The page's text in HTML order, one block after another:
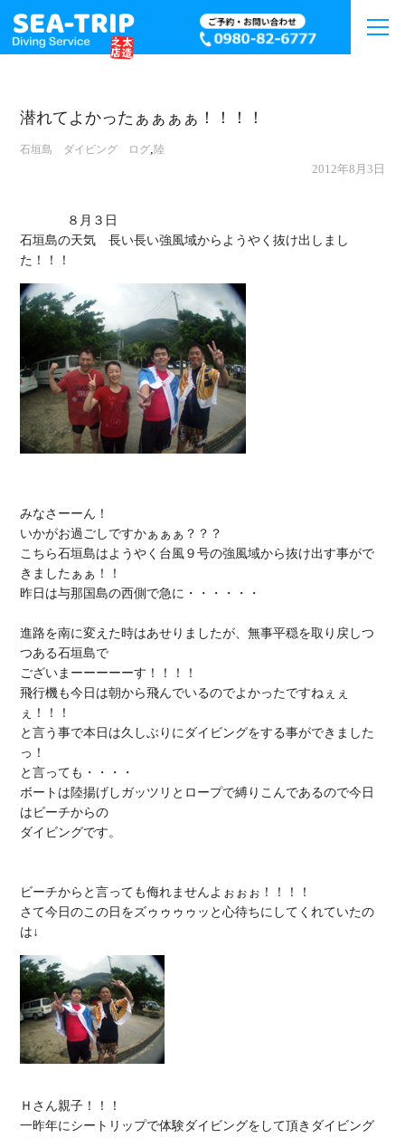
潜れてよかったぁぁぁぁ！！！！
石垣島 ダイビング ログ,陸
2012年8月3日
石垣島の天気　長い長い強風域からようやく抜け出しまし
みなさーーん！
いかがお過ごしですかぁぁぁ？？？
こちら石垣島はようやく台風９号の強風域から抜け出す事がで
きましたぁぁ！！
昨日は与那国島の西側で急に・・・・・・
進路を南に変えた時はあせりましたが、無事平穏を取り戻しつ
つある石垣島で
ございまーーーーーす！！！！
飛行機も今日は朝から飛んでいるのでよかったですねぇぇ
ぇ！！！
と言う事で本日は久しぶりにダイビングをする事ができました
っ！
と言っても・・・・
ボートは陸揚げしガッツリとロープで縛りこんであるので今日
はビーチからの
ダイビングです。
ビーチからと言っても侮れませんよぉぉぉ！！！！
さて今日のこの日をズゥゥゥゥッと心待ちにしてくれていたの
Ｈさん親子！！！
一昨年にシートリップで体験ダイビングをして頂きダイビング